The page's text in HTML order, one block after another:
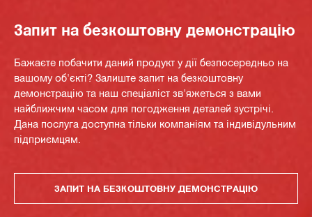
Запит на безкоштовну демонстрацію
Бажаєте побачити даний продукт у дії безпосередньо на
вашому об'єкті? Залиште запит на безкоштовну
демонстрацію та наш спеціаліст зв'яжеться з вами
найближчим часом для погодження деталей зустрічі.
Дана послуга доступна тільки компаніям та індивідульним
підприємцям.
ЗАПИТ НА БЕЗКОШТОВНУ ДЕМОНСТРАЦІЮ